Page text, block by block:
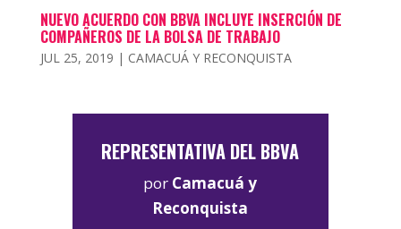
NUEVO ACUERDO CON BBVA INCLUYE INSERCIÓN DE
COMPAÑEROS DE LA BOLSA DE TRABAJO
JUL 25, 2019 | CAMACUÁ Y RECONQUISTA
REPRESENTATIVA DEL BBVA
por Camacuá y
Reconquista